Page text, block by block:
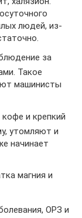
людей, из-
за
Такое
машинисты
кофе и крепкий
утомляют и
начинает
магния и
ОРЗ и